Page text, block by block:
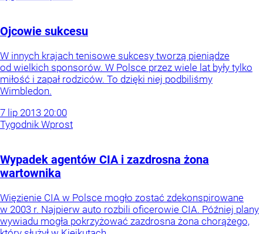
Ojcowie sukcesu
W innych krajach tenisowe sukcesy tworzą pieniądze
od wielkich sponsorów. W Polsce przez wiele lat były tylko
miłość i zapał rodziców. To dzięki niej podbiliśmy
Wimbledon.
7 lip 2013 20:00
Tygodnik Wprost
Wypadek agentów CIA i zazdrosna żona
wartownika
Więzienie CIA w Polsce mogło zostać zdekonspirowane
w 2003 r. Najpierw auto rozbili oficerowie CIA. Później plany
wywiadu mogła pokrzyżować zazdrosna żona chorążego,